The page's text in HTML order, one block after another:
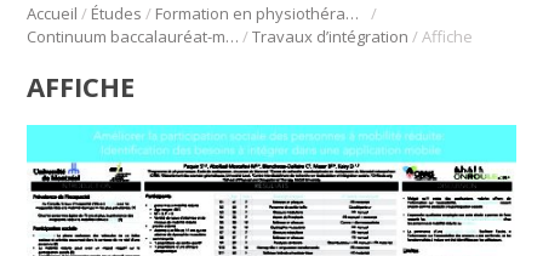
Accueil / Études / Formation en physiothérapie
/
Continuum baccalauréat-maîtrise en physiothérapie /Travaux d’intégration /Affiche
AFFICHE